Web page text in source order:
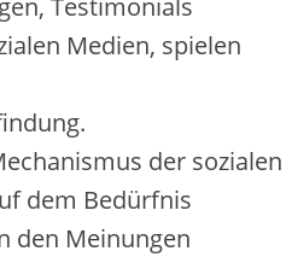
Testimonials
Medien, spielen
d‬er sozialen
d‬em Bedürfnis
d‬en Meinungen